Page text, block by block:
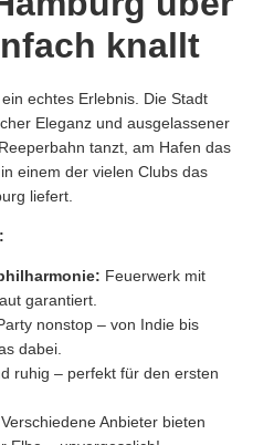
knallt
echtes Erlebnis. Die Stadt
Eleganz und ausgelassener
tanzt, am Hafen das
einem der vielen Clubs das
liefert.
Feuerwerk mit
garantiert.
nonstop – von Indie bis
dabei.
ruhig – perfekt für den ersten
Verschiedene Anbieter bieten